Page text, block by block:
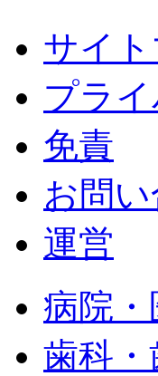
サイ
プラ
免責
お問
運営
病院
歯科・